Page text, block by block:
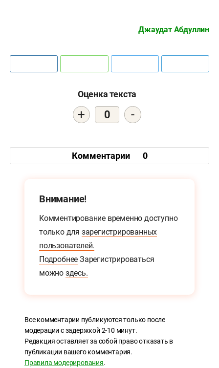
Джаудат Абдуллин
Оценка текста
+ 0 -
Комментарии 0
Внимание!
Комментирование временно доступно
только для зарегистрированных
пользователей.
Подробнее Зарегистрироваться
можно здесь.
Все комментарии публикуются только после
модерации с задержкой 2-10 минут.
Редакция оставляет за собой право отказать в
публикации вашего комментария.
Правила модерирования.